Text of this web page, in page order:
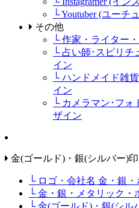
└ Youtuber (ユーチ
その他
└ 作家・ライター
└ 占い師･スピリ
イン
└ ハンドメイド雑
イン
└ カメラマン･フォ
ザイン
金(ゴールド)・銀(シルバー)印
└ ロゴ・会社名 金・銀・
└ 金・銀・メタリック・
└ 金(ゴールド)・銀(シル